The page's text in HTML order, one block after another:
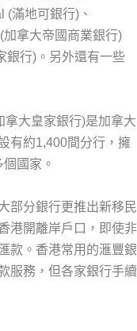
(滿地可銀行)、
拿大帝國商業銀行)
銀行)。另外還有一些
大皇家銀行)是加拿大
有約1,400間分行，擁
國家。
部分銀行更推出新移民
港開離岸戶口，即使非
款。香港常用的滙豐銀
服務，但各家銀行手續